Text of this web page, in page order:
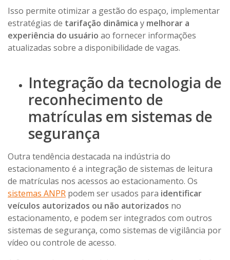
Isso permite otimizar a gestão do espaço, implementar
estratégias de tarifação dinâmica y melhorar a
experiência do usuário ao fornecer informações
atualizadas sobre a disponibilidade de vagas.
Integração da tecnologia de
reconhecimento de
matrículas em sistemas de
segurança
Outra tendência destacada na indústria do
estacionamento é a integração de sistemas de leitura
de matrículas nos acessos ao estacionamento. Os
sistemas ANPR podem ser usados para identificar
veículos autorizados ou não autorizados no
estacionamento, e podem ser integrados com outros
sistemas de segurança, como sistemas de vigilância por
vídeo ou controle de acesso.